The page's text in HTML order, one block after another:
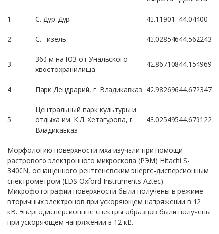
1 С. Дур-Дур 43.11901 44.04400
2 С. Гизель 43.02854644.562243
3
360 м на ЮЗ от Унальского
хвостохранилища
42.86710844.154969
4 Парк Дендрарий, г. Владикавказ 42.98269644.672347
5
Центральный парк культуры и
отдыха им. К.Л. Хетагурова, г.
Владикавказ
43.02549544.679122
Морфологию поверхности мха изучали при помощи
растрового электронного микроскопа (РЭМ) Hitachi S-
3400N, оснащенного рентгеновским энерго-дисперсионным
спектрометром (EDS Oxford Instruments Aztec).
Микрофотографии поверхности были получены в режиме
вторичных электронов при ускоряющем напряжении в 12
кВ. Энергодисперсионные спектры образцов были получены
при ускоряющем напряжении в 12 кВ.